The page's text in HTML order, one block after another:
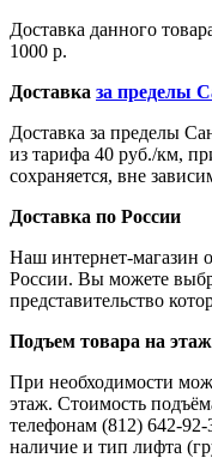
Доставка данного
1000 р.
Доставка за пределы
Доставка за пределы
из тарифа 40 руб./км,
сохраняется, вне
Доставка по России
Наш интернет-магазин
России. Вы можете
представительство
Подъем товара на этаж
При необходимости
этаж. Стоимость
телефонам (812) 642-92-
наличие и тип лифта